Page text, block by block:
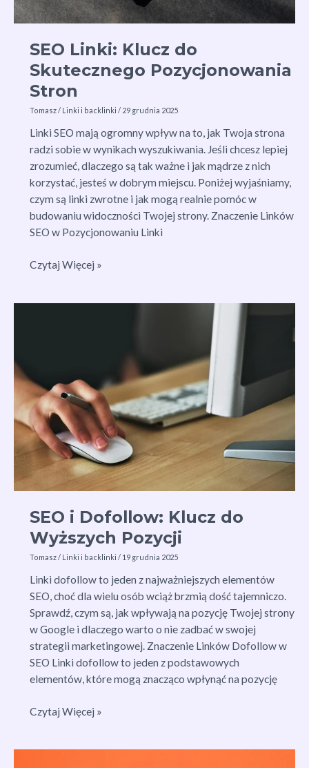
SEO Linki: Klucz do
Skutecznego Pozycjonowania
Stron
Tomasz/ Linki i backlinki / 29 grudnia 2025
Linki SEO mają ogromny wpływ na to, jak Twoja strona
radzi sobie w wynikach wyszukiwania. Jeśli chcesz lepiej
zrozumieć, dlaczego są tak ważne i jak mądrze z nich
korzystać, jesteś w dobrym miejscu. Poniżej wyjaśniamy,
czym są linki zwrotne i jak mogą realnie pomóc w
budowaniu widoczności Twojej strony. Znaczenie Linków
SEO w Pozycjonowaniu Linki
SEO
Czytaj Więcej »
SEO i Dofollow: Klucz do
Wyższych Pozycji
Tomasz/ Linki i backlinki / 19 grudnia 2025
Linki dofollow to jeden z najważniejszych elementów
SEO, choć dla wielu osób wciąż brzmią dość tajemniczo.
Sprawdź, czym są, jak wpływają na pozycję Twojej strony
w Google i dlaczego warto o nie zadbać w swojej
strategii marketingowej. Znaczenie Linków Dofollow w
SEO Linki dofollow to jeden z podstawowych
elementów, które mogą znacząco wpłynąć na pozycję
SEO
Czytaj Więcej »